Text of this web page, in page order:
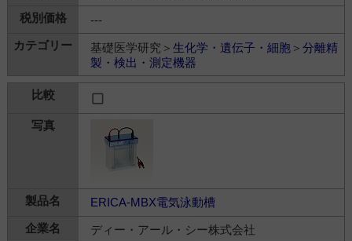
---
基礎医学研究＞ 生化学・遺伝子・細胞＞ 分離精
製・検出・測定機器
ERICA-MBX電気泳動槽
ディー・アール・シー株式会社